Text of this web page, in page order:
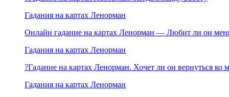
Гадания на картах Ленорман
Онлайн гадание на картах Ленорман — Любит ли он
Гадания на картах Ленорман
?Гадание на картах Ленорман. Хочет ли он вернуться ко
Гадания на картах Ленорман